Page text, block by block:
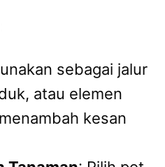
sebagai jalur
atau elemen
kesan